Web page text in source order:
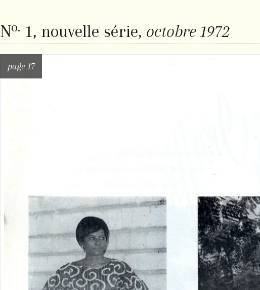
No. 1, nouvelle série, octobre 1972
page 17